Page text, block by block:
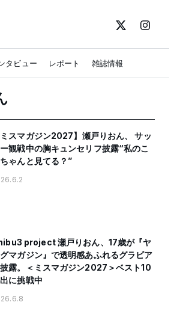
タビュー レポート 雑誌情報
ミスマガジン2027】瀬戸りおん、 サッ
観戦中の胸キュンセリフ披露“私のこ
ゃんと見てる？”
project 瀬戸りおん、17歳が『ヤ
マガジン』で透明感あふれるグラビア
露。＜ミスマガジン2027＞ベスト10
に挑戦中